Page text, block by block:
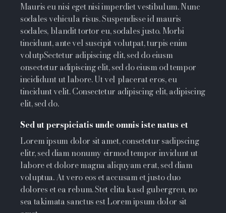
Mauris eu nisi eget nisi imperdiet vestibulum. Nunc
sodales vehicula risus. Suspendisse id mauris
sodales, blandit tortor eu, sodales justo. Morbi
tincidunt, ante vel suscipit volutpat, turpis enim
volutpSectetur adipiscing elit, sed do eiusm
onsectetur adipiscing elit, sed do eiusm od tempor
incididunt ut labore. Ut vel placerat eros, eu
tincidunt velit. Consectetur adipiscing elit, adipiscing
elit, sed do.
Sed ut perspiciatis unde omnis iste natus et
Lorem ipsum dolor sit amet, consetetur sadipscing
elitr, sed diam nonumy eirmod tempor invidunt ut
labore et dolore magna aliquyam erat, sed diam
voluptua. At vero eos et accusam et justo duo
dolores et ea rebum. Stet clita kasd gubergren, no
sea takimata sanctus est Lorem ipsum dolor sit